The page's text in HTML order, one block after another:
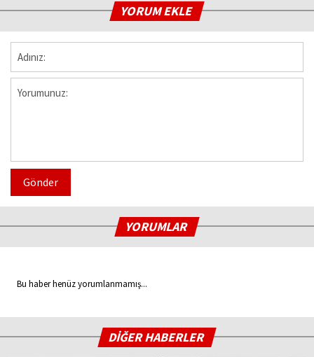
YORUM EKLE
Gönder
YORUMLAR
Bu haber henüz yorumlanmamış...
DİĞER HABERLER